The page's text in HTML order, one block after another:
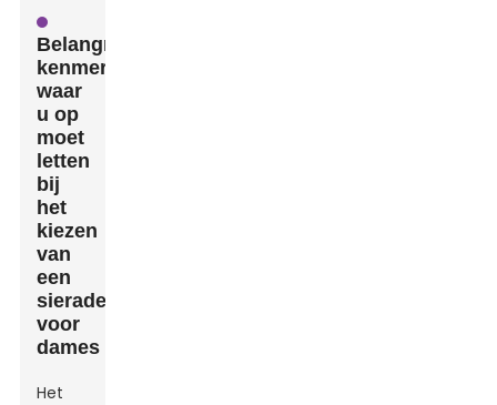
Belangrijkste
kenmerken
waar
u op
moet
letten
bij
het
kiezen
van
een
sieradendoos
voor
dames
Het